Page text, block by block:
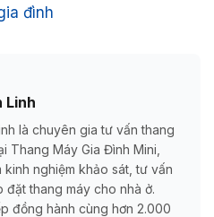
đình
Linh
là chuyên gia tư vấn thang
Thang Máy Gia Đình Mini,
kinh nghiệm khảo sát, tư vấn
đặt thang máy cho nhà ở.
đồng hành cùng hơn 2.000